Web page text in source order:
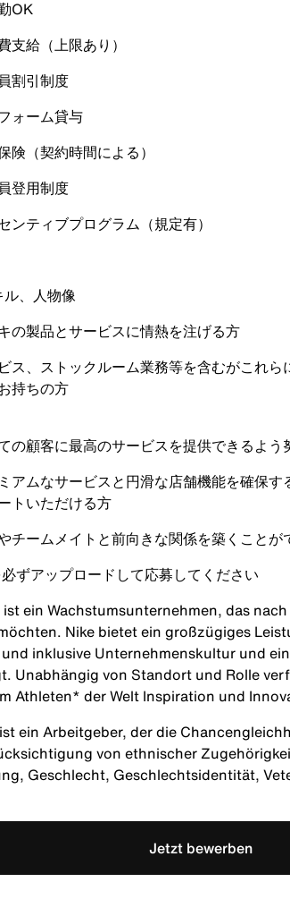
OK
支給（上限あり）
割引制度
ォーム貸与
険 （契約時間による）
登用制度
ンティブプログラム（規定有）
、人物像
の製品とサービスに情熱を注げる方
ス、ストックルーム業務等を含むがこれ
持ちの方
の顧客に最高のサービスを提供できるよう
アムなサービスと円滑な店舗機能を確保
トいただける方
チームメイトと前向きな関係を築くことが
ずアップロードして応募してください
ist ein Wachstumsunternehmen, das
Nike bietet ein großzügiges
inklusive Unternehmenskultur und
Unabhängig von Standort und Rolle
Athleten* der Welt Inspiration und
ein Arbeitgeber, der die
von ethnischer
Geschlecht, Geschlechtsidentität,
Jetzt bewerben